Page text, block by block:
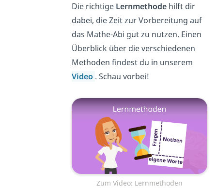
Die richtige Lernmethode hilft dir
dabei, die Zeit zur Vorbereitung auf
das Mathe-Abi gut zu nutzen. Einen
Überblick über die verschiedenen
Methoden findest du in unserem
Video . Schau vorbei!
Zum Video: Lernmethoden